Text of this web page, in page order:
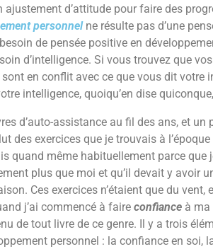
ajustement d’attitude pour faire des
personnel ne résulte pas d’une
de pensée positive en
d’intelligence. Si vous trouvez que
en conflit avec ce que vous dit votre
intelligence, quoiqu’en dise
d’auto-assistance au fil des ans, et un
des exercices que je trouvais à
quand même habituellement parce que
plus que moi et qu’il devait y avoir
Ces exercices n’étaient que du vent,
j’ai commencé à faire confiance à ma
de tout livre de ce genre. Il y a trois
personnel : la confiance en soi,